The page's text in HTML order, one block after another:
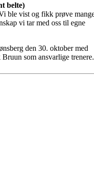
belte)
ble vist og fikk prøve
vi tar med oss til egne
den 30. oktober med
som ansvarlige trenere.